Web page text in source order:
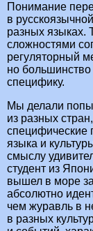
Понимание
в
разных языках.
сложностями
регуляторный
но
специфику.
Мы делали
из разных
специфические
языка и
смыслу
студент из
вышел в море
абсолютно
чем журавль в
в разных